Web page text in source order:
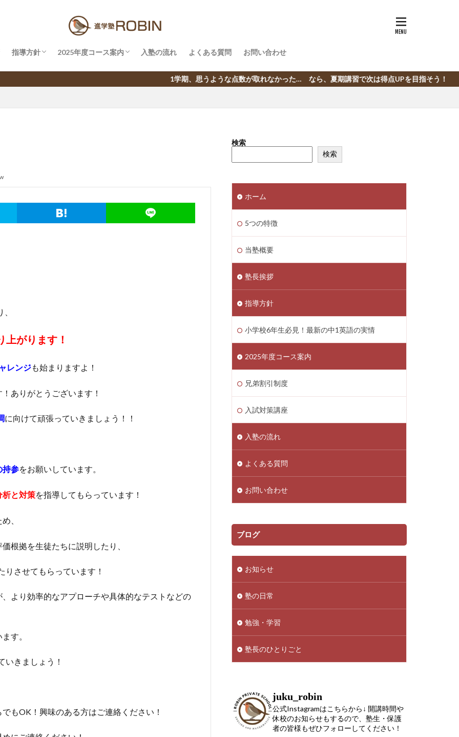
指導方針
小学校6年生必見！最新の中1英語の実情
2025年度コース案内
兄弟割引制度
入試対策講座
入塾の流れ よくある質問 お問い合わせ
1学期、思うような点数が取れなかった… なら、夏期講習で次は得点UPを目指そう！
上がります！
レンジも始まりますよ！
ありがとうございます！
に向けて頑張っていきましょう！！
持参をお願いしています。
析と対策を指導してもらっています！
、
根拠を生徒たちに説明したり、
させてもらっています！
より効率的なアプローチや具体的なテストなどの
す。
いきましょう！
もOK！興味のある方はご連絡ください！
検索
検索
ホーム
5つの特徴
当塾概要
塾長挨拶
指導方針
小学校6年生必見！最新の中1英語の実情
2025年度コース案内
兄弟割引制度
入試対策講座
入塾の流れ
よくある質問
お問い合わせ
ブログ
お知らせ
塾の日常
勉強・学習
塾長のひとりごと
juku_robin
公式Instagramはこちらから↓ 開講時間や
休校のお知らせもするので、塾生・保護
者の皆様もぜひフォローしてください！